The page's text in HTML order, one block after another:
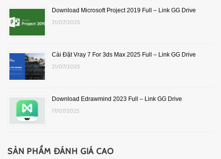
Download Microsoft Project 2019 Full – Link GG Drive
21/07/2025
Cài Đặt Vray 7 For 3ds Max 2025 Full – Link GG Drive
21/07/2025
Download Edrawmind 2023 Full – Link GG Drive
17/07/2025
SẢN PHẨM ĐÁNH GIÁ CAO